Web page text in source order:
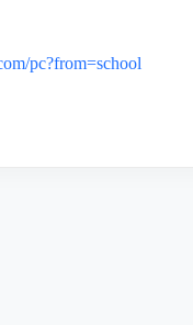
pc?from=school